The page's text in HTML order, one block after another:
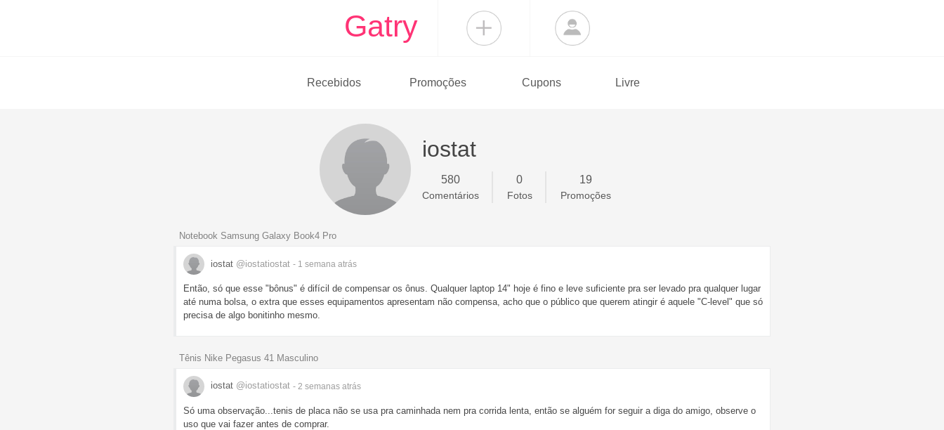
Gatry
Recebidos Promoções Cupons Livre
iostat
580
Comentários
0
Fotos
19
Promoções
Notebook Samsung Galaxy Book4 Pro
iostat @iostatiostat - 1 semana atrás
Então, só que esse "bônus" é difícil de compensar os ônus. Qualquer laptop 14" hoje é fino e leve suficiente pra ser levado pra qualquer lugar
até numa bolsa, o extra que esses equipamentos apresentam não compensa, acho que o público que querem atingir é aquele "C-level" que só
precisa de algo bonitinho mesmo.
Tênis Nike Pegasus 41 Masculino
iostat @iostatiostat - 2 semanas atrás
Só uma observação...tenis de placa não se usa pra caminhada nem pra corrida lenta, então se alguém for seguir a diga do amigo, observe o
uso que vai fazer antes de comprar.